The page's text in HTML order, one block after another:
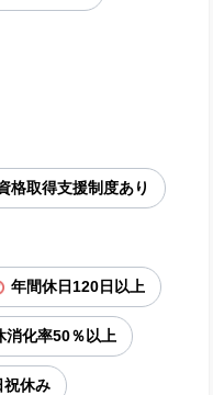
格取得支援制度あり
年間休日120日以上
消化率50％以上
祝休み